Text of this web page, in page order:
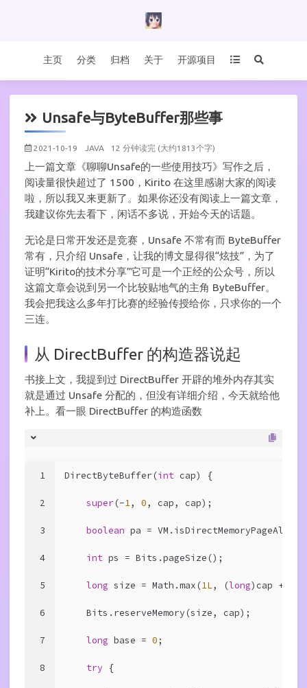
主页 分类 归档 关于 开源项目
Unsafe与ByteBuffer那些事
2021-10-19 JAVA 12 分钟读完 (大约1813个字)
上一篇文章《聊聊Unsafe的一些使用技巧》写作之后，
阅读量很快超过了 1500，Kirito 在这里感谢大家的阅读
啦，所以我又来更新了。如果你还没有阅读上一篇文章，
我建议你先去看下，闲话不多说，开始今天的话题。
无论是日常开发还是竞赛，Unsafe 不常有而 ByteBuffer
常有，只介绍 Unsafe，让我的博文显得很“炫技”，为了
证明“Kirito的技术分享”它可是一个正经的公众号，所以
这篇文章会说到另一个比较贴地气的主角 ByteBuffer。
我会把我这么多年打比赛的经验传授给你，只求你的一个
三连。
从 DirectBuffer 的构造器说起
书接上文，我提到过 DirectBuffer 开辟的堆外内存其实
就是通过 Unsafe 分配的，但没有详细介绍，今天就给他
补上。看一眼 DirectBuffer 的构造函数
1
2
3
4
5
6
7
8
DirectByteBuffer(int cap)
super (-1, 0, cap, cap);
boolean pa =
int ps = Bits.pageSize();
long size = Math.max(1L, (long)cap +
    Bits.reserveMemory(size, cap);
long base = 0 ;
try {